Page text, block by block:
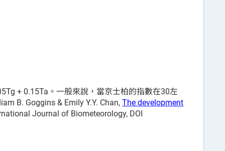
+ 0.15Ta。一般來說，當京士柏的指數在30左
B. Goggins & Emily Y.Y. Chan,The development
Journal of Biometeorology, DOI